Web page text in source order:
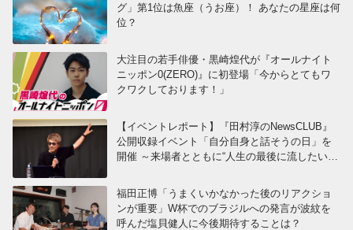
グ」第1位は魚座（うお座）！ あなたの星座は何
位？
大注目の若手俳優・黒崎煌代が『オールナイト
ニッポン0(ZERO)』に初登場「今からとてもワ
クワクしております！」
【イベントレポート】『田村淳のNewsCLUB』
公開収録イベント「自分自身と話そうの日」を
開催 ～来場者とともに“人生の最後に流したい
福田正博「うまくいかなかった後のリアクショ
ンが重要」W杯でのブラジルへの発言が波紋を
呼んだ塩貝健人に今後期待することは？